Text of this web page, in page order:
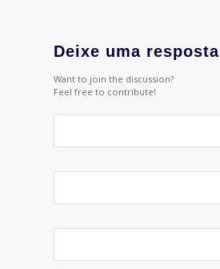
Deixe uma resposta
Want to join the discussion?
Feel free to contribute!